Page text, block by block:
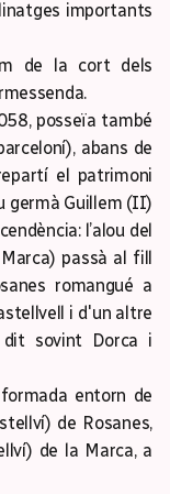
importants
de la cort dels
posseïa també
abans de
el patrimoni
germà Guillem (II)
l’alou del
passà al fill
romangué a
i d'un altre
sovint Dorca i
entorn de
de Rosanes,
de la Marca, a